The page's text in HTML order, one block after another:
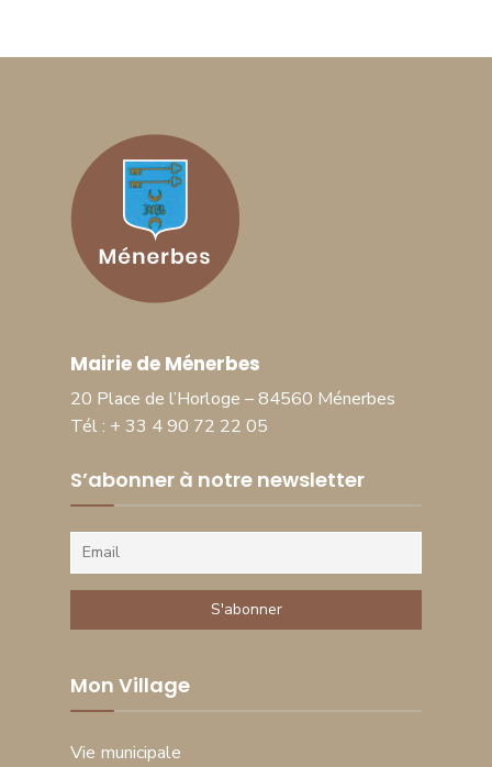
Mairie de Ménerbes
20 Place de l’Horloge – 84560 Ménerbes
Tél : + 33 4 90 72 22 05
S’abonner à notre newsletter
Mon Village
Vie municipale